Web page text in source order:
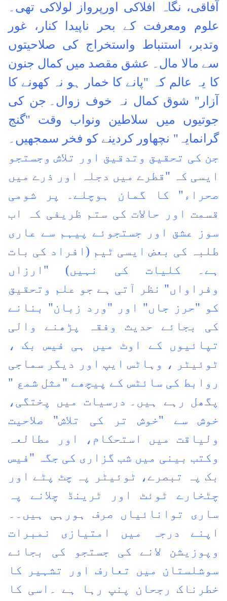
آفاقی، نگاہ افلاکی اورپرواز لولاکی تھی۔
علوم ومعرفت کے بحر ناپیدا کنار، غور
وتدبر، استنباط واستخراج کی صلاحیتوں
سے مالا مال۔ عشق مقصد میں کمال جنون
کا یہ عالم کہ "پانے کا خمار ہو نہ کھونے کا
آزار" شوق کمال نہ خوف زوال۔ جن کی
جوتیوں میں سلاطین ونواب وقت "گنج
گرانمایہ" نچھاور کردینے کو فخر سمجھیں۔
جن کی تحقیق وتدقیق اور تلاش وجستجو
ایسی کہ "قطرے میں دجلہ اور ذرے میں
صحراء" کا گمان ہوچلے۔
پر شومی
قسمت اور حالات کی ستم ظریفی کہ اب
سوز عشق اور جستجوئے پیہم سے عاری
طلبہ کی بعض ایسی ٹیم (افراد کی بات
ہے۔ کلیات کی نہیں) "ارزاں
وفراواں" نظر آتی ہے جو علم وتحقیق
کو "حرز جاں" اور "ورد زبان" بنانے
کی بجائے حدیث وفقہ پڑھنے والی
تپائیوں کے اوٹ میں ہی فیس بک ،
ٹوئیٹر ، وہاٹس ایپ اور دیگر سماجی
روابط کی سائٹس کے پیچھے "مثل شمع "
پگھل رہے ہیں۔
درسیات میں پختگی،
خوش سے "خوش تر کی تلاش" صلاحیت
ولیاقت میں استحکام، اور مطالعہ
وکتب بینی میں شب گزاری کی جگہ "فیس
بک پہ تبصرے، ٹوئیٹر پہ چٹ پٹے اور
چٹخارے ٹوئٹ اور ٹرینڈ چلانے پہ
ساری توانائیاں صرف ہورہی ہیں۔۔
اپنے درجہ میں امتیازی نمبرات
وپوزیشن لانے کی جستجو کی بجائے
سوشلستان میں تعارف اور تشہیر کا
خطرناک رجحان پنپ رہا ہے ۔اسی کا